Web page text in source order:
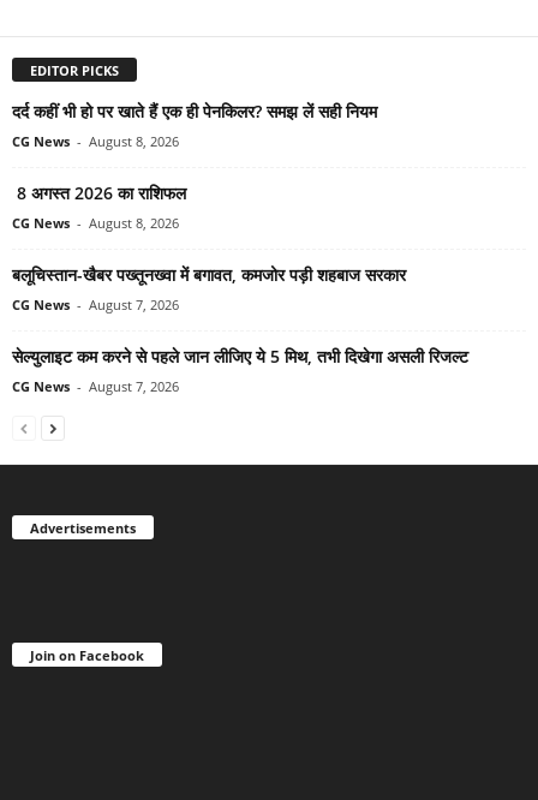
EDITOR PICKS
दर्द कहीं भी हो पर खाते हैं एक ही पेनकिलर? समझ लें सही नियम
CG News - August 8, 2026
8 अगस्त 2026 का राशिफल
CG News - August 8, 2026
बलूचिस्तान-खैबर पख्तूनख्वा में बगावत, कमजोर पड़ी शहबाज सरकार
CG News - August 7, 2026
सेल्युलाइट कम करने से पहले जान लीजिए ये 5 मिथ, तभी दिखेगा असली रिजल्ट
CG News - August 7, 2026
Advertisements
Join on Facebook